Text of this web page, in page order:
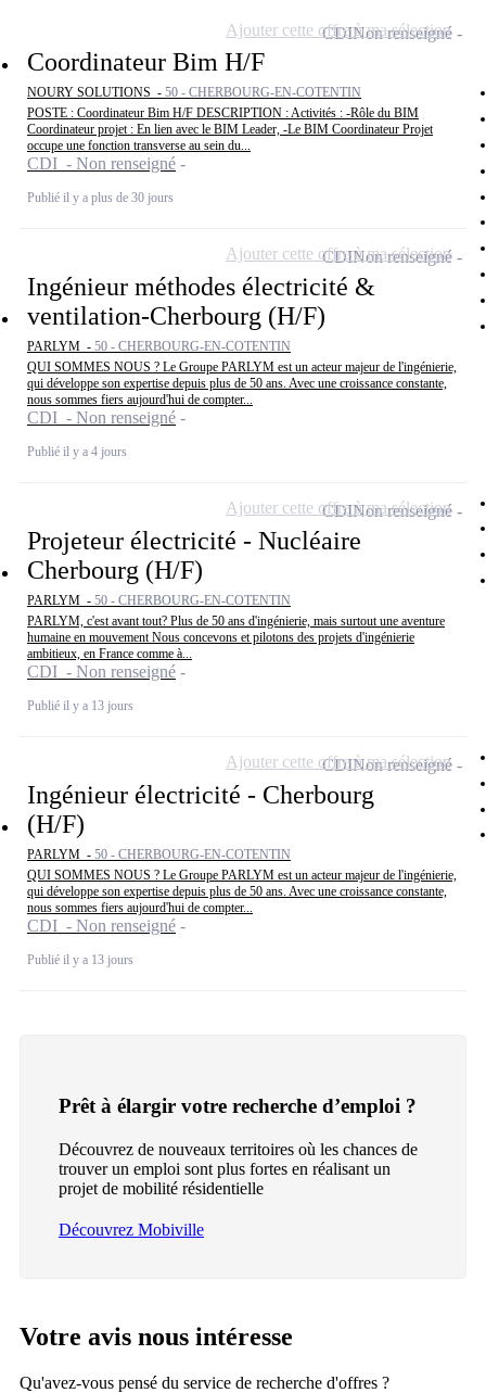
Coordinateur Bim H/F
NOURY SOLUTIONS - 50 - CHERBOURG-EN-COTENTIN
POSTE : Coordinateur Bim H/F DESCRIPTION : Activités : -Rôle du BIM
Coordinateur projet : En lien avec le BIM Leader, -Le BIM Coordinateur Projet
occupe une fonction transverse au sein du...
CDI - Non renseigné
Publié il y a plus de 30 jours
CDINon renseigné
Ajouter cette offre à ma sélection
Ingénieur méthodes électricité &
ventilation-Cherbourg (H/F)
PARLYM - 50 - CHERBOURG-EN-COTENTIN
QUI SOMMES NOUS ? Le Groupe PARLYM est un acteur majeur de l'ingénierie,
qui développe son expertise depuis plus de 50 ans. Avec une croissance constante,
nous sommes fiers aujourd'hui de compter...
CDI - Non renseigné
Publié il y a 4 jours
CDINon renseigné
Ajouter cette offre à ma sélection
Projeteur électricité - Nucléaire
Cherbourg (H/F)
PARLYM - 50 - CHERBOURG-EN-COTENTIN
PARLYM, c'est avant tout? Plus de 50 ans d'ingénierie, mais surtout une aventure
humaine en mouvement Nous concevons et pilotons des projets d'ingénierie
ambitieux, en France comme à...
CDI - Non renseigné
Publié il y a 13 jours
CDINon renseigné
Ajouter cette offre à ma sélection
Ingénieur électricité - Cherbourg
(H/F)
PARLYM - 50 - CHERBOURG-EN-COTENTIN
QUI SOMMES NOUS ? Le Groupe PARLYM est un acteur majeur de l'ingénierie,
qui développe son expertise depuis plus de 50 ans. Avec une croissance constante,
nous sommes fiers aujourd'hui de compter...
CDI - Non renseigné
Publié il y a 13 jours
CDINon renseigné
Ajouter cette offre à ma sélection
Prêt à élargir votre recherche d’emploi ?
Découvrez de nouveaux territoires où les chances de
trouver un emploi sont plus fortes en réalisant un
projet de mobilité résidentielle
Découvrez Mobiville
Votre avis nous intéresse
Qu'avez-vous pensé du service de recherche d'offres ?